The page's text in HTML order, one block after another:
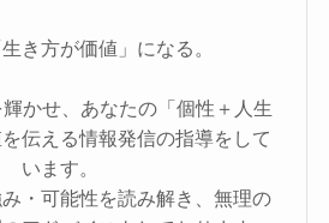
き方が価値」になる。
かせ、あなたの「個性＋人生
伝える情報発信の指導をして
います。
・可能性を読み解き、無理の